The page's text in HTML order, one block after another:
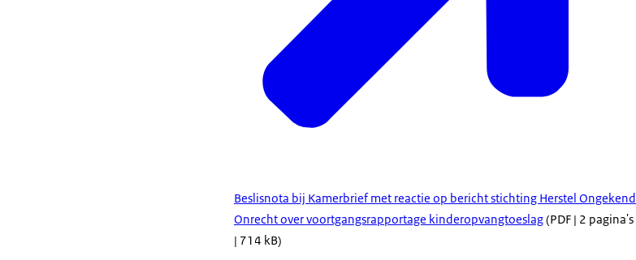
Beslisnota bij Kamerbrief met reactie op bericht stichting Herstel Ongekend
Onrecht over voortgangsrapportage kinderopvangtoeslag(PDF | 2 pagina's
| 714 kB)